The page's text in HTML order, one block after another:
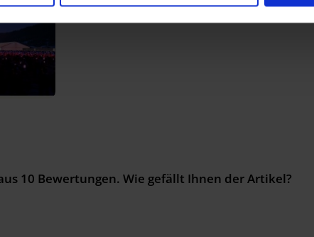
10 Bewertungen. Wie gefällt Ihnen der Artikel?